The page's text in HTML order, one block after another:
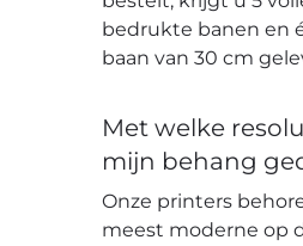
bedrukte banen en
baan van 30 cm
Met welke
mijn behang
Onze printers
meest moderne op